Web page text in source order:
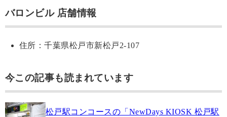
バロンビル 店舗情報
住所：千葉県松戸市新松戸2-107
今この記事も読まれています
松戸駅コンコースの「NewDays KIOSK 松戸駅